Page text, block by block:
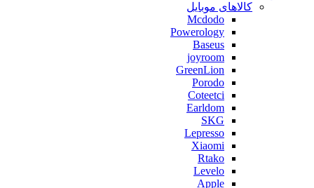
کالاهای موبایل
Mcdodo
Powerology
Baseus
joyroom
GreenLion
Porodo
Coteetci
Earldom
SKG
Lepresso
Xiaomi
Rtako
Levelo
Apple